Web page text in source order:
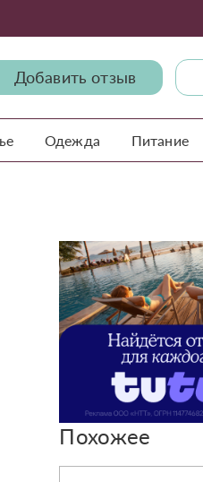
Добавить отзыв
Одежда Питание
Похожее